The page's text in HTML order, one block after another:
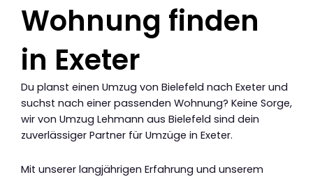
Wohnung finden
in Exeter
Du planst einen Umzug von Bielefeld nach Exeter und
suchst nach einer passenden Wohnung? Keine Sorge,
wir von Umzug Lehmann aus Bielefeld sind dein
zuverlässiger Partner für Umzüge in Exeter.
Mit unserer langjährigen Erfahrung und unserem